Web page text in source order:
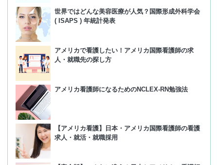
世界ではどんな美容医療が人気？国際形成外科学会
( ISAPS ) 年統計発表
アメリカで看護したい！アメリカ国際看護師の求
人・就職先の探し方
アメリカ看護師になるためのNCLEX-RN勉強法
【アメリカ看護】日本・アメリカ国際看護師の看護
求人・就活・就職採用